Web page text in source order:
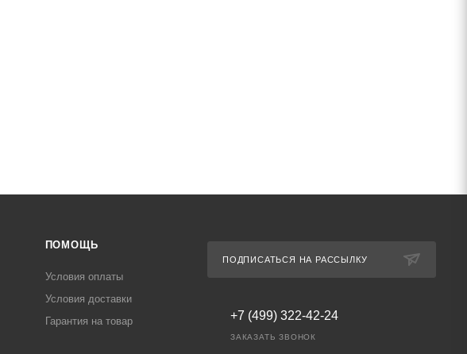
ПОМОЩЬ
Условия оплаты
Условия доставки
Гарантия на товар
ПОДПИСАТЬСЯ НА РАССЫЛКУ
+7 (499) 322-42-24
ЗАКАЗАТЬ ЗВОНОК